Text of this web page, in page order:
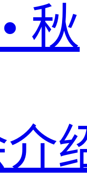
秋